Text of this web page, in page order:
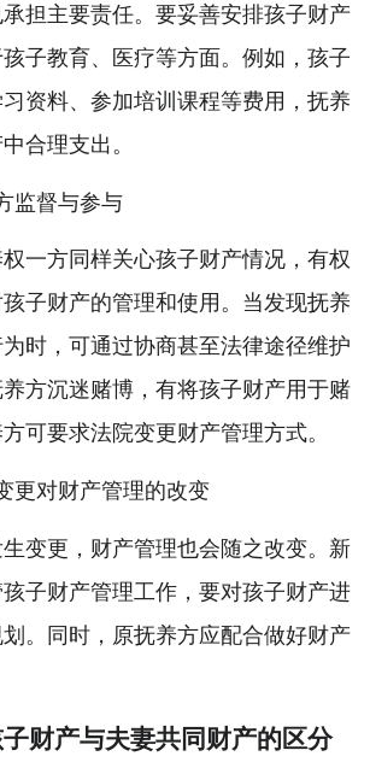
担主要责任。要妥善安排孩子财产
子教育、医疗等方面。例如，孩子
习资料、参加培训课程等费用，抚养
合理支出。
监督与参与
一方同样关心孩子财产情况，有权
子财产的管理和使用。当发现抚养
时，可通过协商甚至法律途径维护
方沉迷赌博，有将孩子财产用于赌
可要求法院变更财产管理方式。
更对财产管理的改变
变更，财产管理也会随之改变。新
子财产管理工作，要对孩子财产进
。同时，原抚养方应配合做好财产
财产与夫妻共同财产的区分